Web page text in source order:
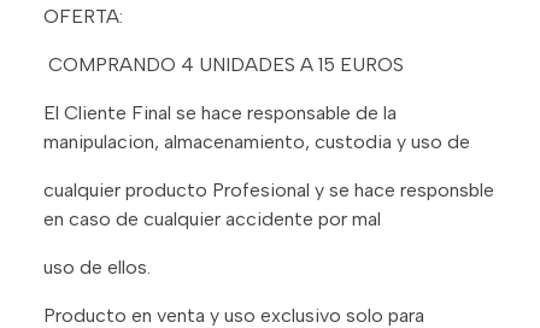
OFERTA:
COMPRANDO 4 UNIDADES A 15 EUROS
El Cliente Final se hace responsable de la
manipulacion, almacenamiento, custodia y uso de
cualquier producto Profesional y se hace responsble
en caso de cualquier accidente por mal
uso de ellos.
Producto en venta y uso exclusivo solo para